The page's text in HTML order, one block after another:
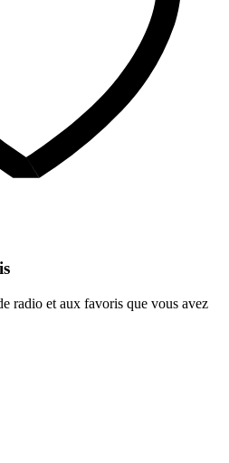
radio et aux favoris que vous avez